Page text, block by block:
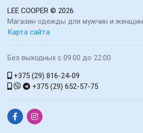
LEE COOPER © 2026
Магазин одежды для мужчин и женщин
Карта сайта
Без выходных с 09:00 до 22:00
+375 (29) 816-24-09
+375 (29) 652-57-75